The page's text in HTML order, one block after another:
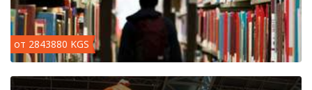
от 2843880 KGS